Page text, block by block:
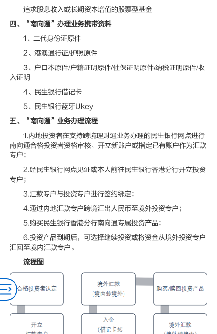
追求股息收入或长期资本增值的股票型基金
四、“南向通”办理业务携带资料
1、二代身份证原件
2、港澳通行证/护照原件
3、户口本原件/户籍证明原件/社保证明原件/纳税证明原件/收
入证明
4、民生银行借记卡
5、民生银行蓝牙Ukey
五、“南向通”业务办理流程
1.内地投资者在支持跨境理财通业务办理的民生银行网点进行
南向通合格投资者资格审核、开立新账户或指定已有账户作为汇款
专户；
2.经民生银行网点见证或本人前往民生银行香港分行开立投资
专户；
3.汇款专户与投资专户进行签约绑定；
4.通过内地汇款专户跨境汇出人民币至境外投资专户；
5.购买民生银行香港分行南向通专属投资产品；
6.投资产品到期后，可选择继续投资或将资金从境外投资专户
汇回至境内汇款专户。
流程图